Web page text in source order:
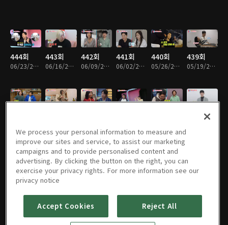
444회
06/23/2026 • 1시간 25분
443회
06/16/2026 • 1시간 27분
442회
06/09/2026 • 1시간 27분
441회
06/02/2026 • 1시간 28분
440회
05/26/2026 • 1시간 25분
439회
05/19/2026 • 1시간 26분
433회
432회
03/31/2026 • 1시간 28분
431회 430회 429회 428회 427회
We process your personal information to measure and
improve our sites and service, to assist our marketing
campaigns and to provide personalised content and
advertising. By clicking the button on the right, you can
exercise your privacy rights. For more information see our
privacy notice
Accept Cookies Reject All